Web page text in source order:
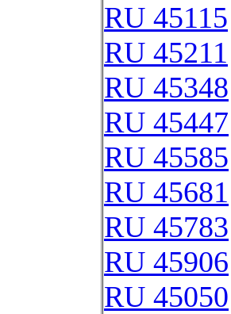
RU 45115
RU 45211
RU 45348
RU 45447
RU 45585
RU 45681
RU 45783
RU 45906
RU 45050